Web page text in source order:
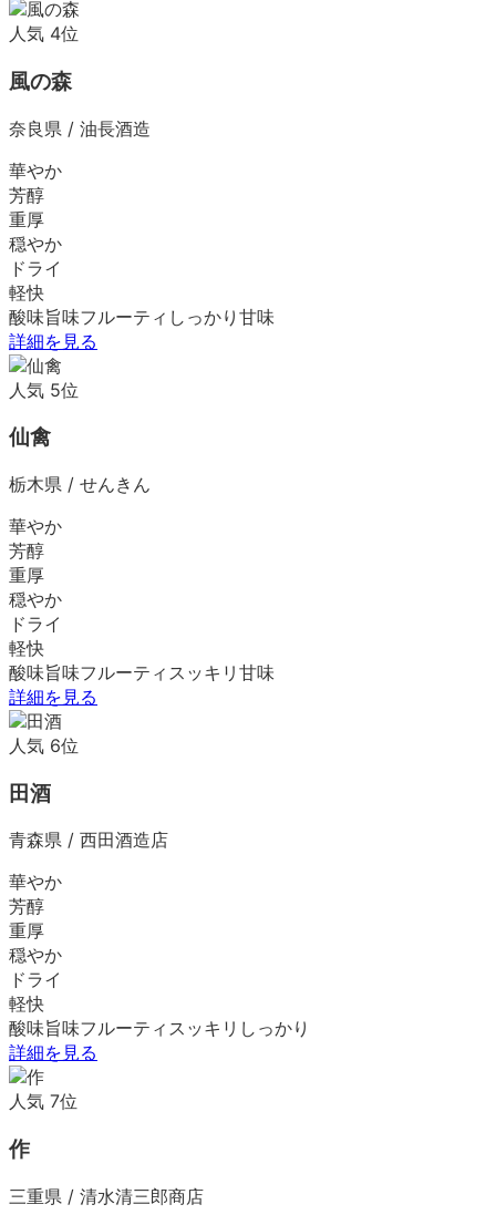
人気 4位
風の森
奈良県 / 油長酒造
華やか
芳醇
重厚
穏やか
ドライ
軽快
酸味旨味フルーティ しっかり 甘味
詳細を見る
人気 5位
仙禽
栃木県 / せんきん
華やか
芳醇
重厚
穏やか
ドライ
軽快
酸味旨味フルーティ スッキリ 甘味
詳細を見る
人気 6位
田酒
青森県 / 西田酒造店
華やか
芳醇
重厚
穏やか
ドライ
軽快
酸味旨味フルーティ スッキリ しっかり
詳細を見る
人気 7位
作
三重県 / 清水清三郎商店